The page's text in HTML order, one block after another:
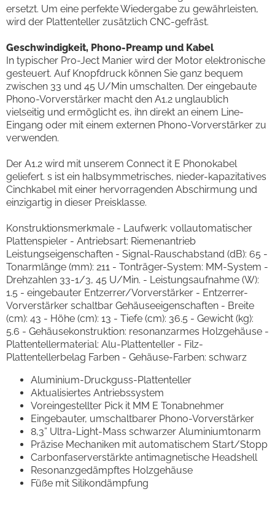
ersetzt. Um eine perfekte Wiedergabe zu gewährleisten,
wird der Plattenteller zusätzlich CNC-gefräst.
Geschwindigkeit, Phono-Preamp und Kabel
In typischer Pro-Ject Manier wird der Motor elektronische
gesteuert. Auf Knopfdruck können Sie ganz bequem
zwischen 33 und 45 U/Min umschalten. Der eingebaute
Phono-Vorverstärker macht den A1.2 unglaublich
vielseitig und ermöglicht es, ihn direkt an einem Line-
Eingang oder mit einem externen Phono-Vorverstärker zu
verwenden.
Der A1.2 wird mit unserem Connect it E Phonokabel
geliefert. s ist ein halbsymmetrisches, nieder-kapazitatives
Cinchkabel mit einer hervorragenden Abschirmung und
einzigartig in dieser Preisklasse.
Konstruktionsmerkmale - Laufwerk: vollautomatischer
Plattenspieler - Antriebsart: Riemenantrieb
Leistungseigenschaften - Signal-Rauschabstand (dB): 65 -
Tonarmlänge (mm): 211 - Tonträger-System: MM-System -
Drehzahlen 33-1/3, 45 U/Min. - Leistungsaufnahme (W):
1.5 - eingebauter Entzerrer/Vorverstärker - Entzerrer-
Vorverstärker schaltbar Gehäuseeigenschaften - Breite
(cm): 43 - Höhe (cm): 13 - Tiefe (cm): 36.5 - Gewicht (kg):
5.6 - Gehäusekonstruktion: resonanzarmes Holzgehäuse -
Plattentellermaterial: Alu-Plattenteller - Filz-
Plattentellerbelag Farben - Gehäuse-Farben: schwarz
Aluminium-Druckguss-Plattenteller
Aktualisiertes Antriebssystem
Voreingestellter Pick it MM E Tonabnehmer
Eingebauter, umschaltbarer Phono-Vorverstärker
8,3” Ultra-Light-Mass schwarzer Aluminiumtonarm
Präzise Mechaniken mit automatischem Start/Stopp
Carbonfaserverstärkte antimagnetische Headshell
Resonanzgedämpftes Holzgehäuse
Füße mit Silikondämpfung